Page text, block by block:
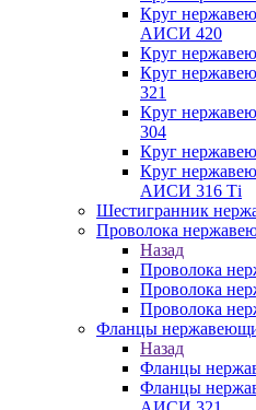
Круг
АИСИ 420
Круг
Круг
321
Круг
304
Круг
Круг
АИСИ 316 Тi
Шестигранник
Проволока
Назад
Проволока
Проволока
Проволока
Фланцы
Назад
Фланцы
Фланцы